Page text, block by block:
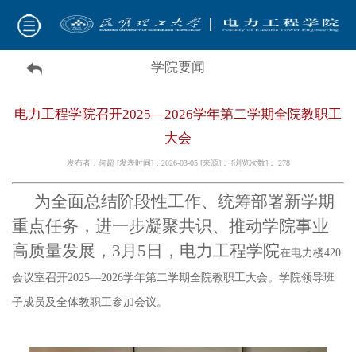
学院要闻
电力工程学院召开2025—2026学年第二学期全院教职工
大会
发布者：何超 [发表时间]：2026-03-05 [来源]： [浏览次数]： 278
为全面总结阶段性工作、统筹部署新学期
重点任务，进一步凝聚共识、推动学院事业
高质量发展， 3月5日，电力工程学院在电力楼420
会议室召开2025—2026学年第二学期全院教职工大会。学院领导班
子成员及全体教职工参加会议。